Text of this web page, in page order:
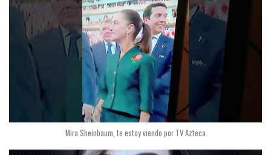
Mira Sheinbaum, te estoy viendo por TV Azteca